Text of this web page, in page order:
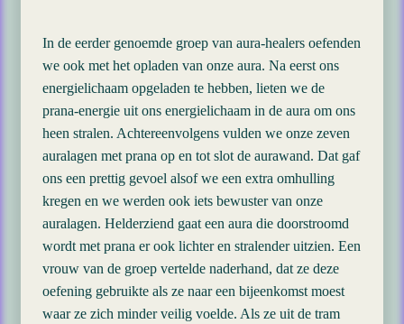
In de eerder genoemde groep van aura-healers oefenden
we ook met het opladen van onze aura. Na eerst ons
energielichaam opgeladen te hebben, lieten we de
prana-energie uit ons energielichaam in de aura om ons
heen stralen. Achtereenvolgens vulden we onze zeven
auralagen met prana op en tot slot de aurawand. Dat gaf
ons een prettig gevoel alsof we een extra omhulling
kregen en we werden ook iets bewuster van onze
auralagen. Helderziend gaat een aura die doorstroomd
wordt met prana er ook lichter en stralender uitzien. Een
vrouw van de groep vertelde naderhand, dat ze deze
oefening gebruikte als ze naar een bijeenkomst moest
waar ze zich minder veilig voelde. Als ze uit de tram